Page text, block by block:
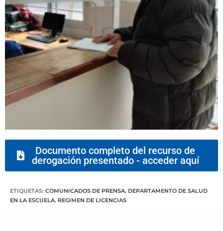
Documento completo del recurso de
derogación presentado - acceder aquí
ETIQUETAS: COMUNICADOS DE PRENSA, DEPARTAMENTO DE SALUD
EN LA ESCUELA, REGIMEN DE LICENCIAS